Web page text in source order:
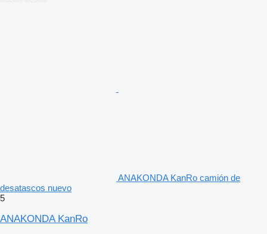
ANAKONDA KanRo camión de
desatascos nuevo
5
ANAKONDA KanRo